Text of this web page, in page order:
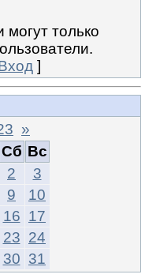
только
]
»
Сб Вс
2
3
9
10
16 17
23 24
30 31